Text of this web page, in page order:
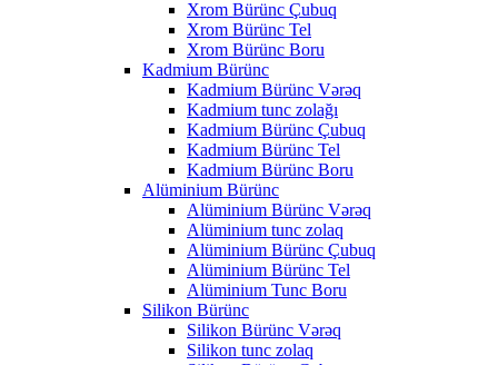
Xrom Bürünc Çubuq
Xrom Bürünc Tel
Xrom Bürünc Boru
Kadmium Bürünc
Kadmium Bürünc Vərəq
Kadmium tunc zolağı
Kadmium Bürünc Çubuq
Kadmium Bürünc Tel
Kadmium Bürünc Boru
Alüminium Bürünc
Alüminium Bürünc Vərəq
Alüminium tunc zolaq
Alüminium Bürünc Çubuq
Alüminium Bürünc Tel
Alüminium Tunc Boru
Silikon Bürünc
Silikon Bürünc Vərəq
Silikon tunc zolaq